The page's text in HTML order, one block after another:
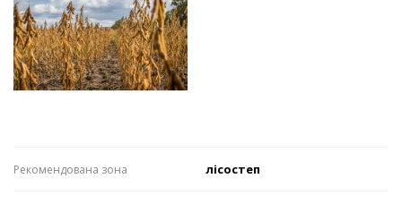
Рекомендована зона лісостеп